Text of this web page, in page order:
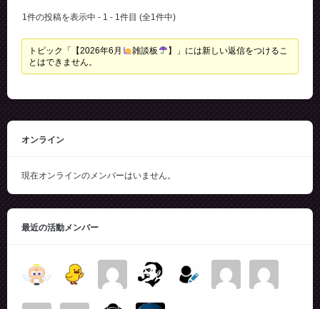
1件の投稿を表示中 - 1 - 1件目 (全1件中)
トピック「【2026年6月 雑談板
】」には新しい返信をつけるこ
とはできません。
オンライン
現在オンラインのメンバーはいません。
最近の活動メンバー